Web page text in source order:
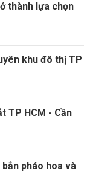
thành lựa chọn
khu đô thị TP
TP HCM - Cần
pháo hoa và